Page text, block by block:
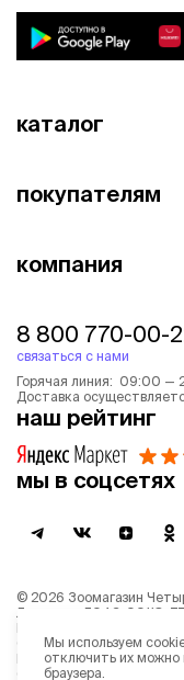
каталог
покупателям
компания
8 800 770-00-
связаться с нами
Горячая линия: 09:00 —
Доставка
наш рейтинг
мы в соцсетях
© 2026 Зоомагазин
Лицензия: Л042-00118-
Политика обработки
Согласие на обработку
Пользовательское
Согласие на получение
Мы используем
отключить их можно
браузера.